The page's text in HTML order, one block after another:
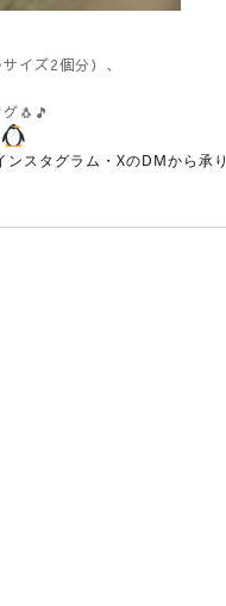
イズ2個分）、
🐧🎵
スタグラム・XのDMから承り